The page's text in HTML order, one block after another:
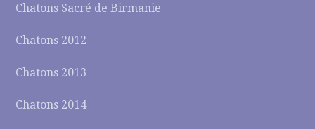
Chatons Sacré de Birmanie
Chatons 2012
Chatons 2013
Chatons 2014